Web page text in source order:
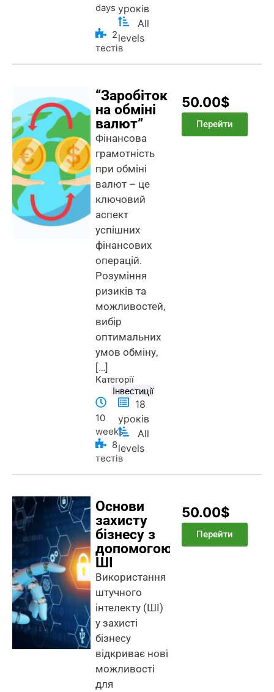
days
2
тестів
уроків
All
levels
“Заробіток
на обміні
валют”
Фінансова
грамотність
при обміні
валют – це
ключовий
аспект
успішних
фінансових
операцій.
Розуміння
ризиків та
можливостей,
вибір
оптимальних
умов обміну,
[…]
Категорії
Інвестиції
10
weeks
8
тестів
18
уроків
All
levels
50.00$
Перейти
Основи
захисту
бізнесу з
допомогою
ШІ
Використання
штучного
інтелекту (ШІ)
у захисті
бізнесу
відкриває нові
можливості
для
50.00$
Перейти